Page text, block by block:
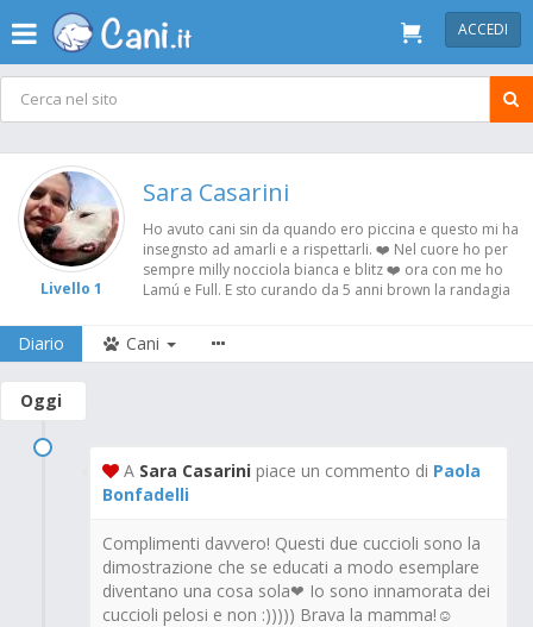
ACCEDI
Livello 1
Sara Casarini
Ho avuto cani sin da quando ero piccina e questo mi ha
insegnsto ad amarli e a rispettarli. ❤️ Nel cuore ho per
sempre milly nocciola bianca e blitz ❤️ ora con me ho
Lamú e Full. E sto curando da 5 anni brown la randagia
Diario Cani
Oggi
A Sara Casarini piace un commento di Paola
Bonfadelli
Complimenti davvero! Questi due cuccioli sono la
dimostrazione che se educati a modo esemplare
diventano una cosa sola❤ Io sono innamorata dei
cuccioli pelosi e non :))))) Brava la mamma!☺